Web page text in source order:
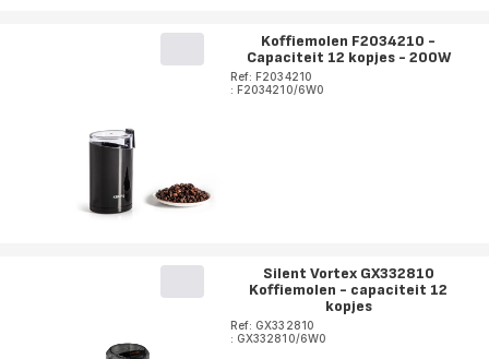
Koffiemolen F2034210 -
Capaciteit 12 kopjes - 200W
Ref: F2034210
: F2034210/6W0
Silent Vortex GX332810
Koffiemolen - capaciteit 12
kopjes
Ref: GX332810
: GX332810/6W0